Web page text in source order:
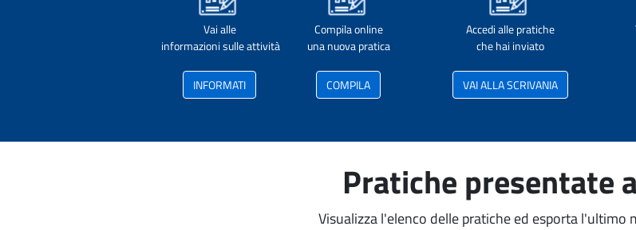
Vai alle
informazioni sulle attività
INFORMATI
Compila online
una nuova pratica
COMPILA
Accedi alle pratiche
che hai inviato
VAI ALLA SCRIVANIA
Pratiche presentate
Visualizza l'elenco delle pratiche ed esporta l'ultimo